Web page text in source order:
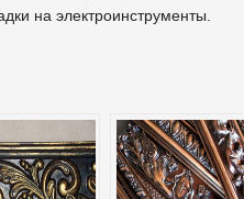
на электроинструменты.